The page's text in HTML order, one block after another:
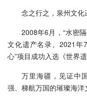
念之行之，泉州文化
2008年6月，“水密
文化遗产名录。2021年
心”项目成功入选《世界
万里海疆，见证中
强、梯航万国的璀璨海洋